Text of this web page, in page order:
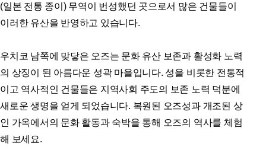
(일본 전통 종이) 무역이 번성했던 곳으로서 많은 건물들이
이러한 유산을 반영하고 있습니다.
우치코 남쪽에 맞닿은 오즈는 문화 유산 보존과 활성화 노력
의 상징이 된 아름다운 성곽 마을입니다. 성을 비롯한 전통적
이고 역사적인 건물들은 지역사회 주도의 보존 노력 덕분에
새로운 생명을 얻게 되었습니다. 복원된 오즈성과 개조된 상
인 가옥에서의 문화 활동과 숙박을 통해 오즈의 역사를 체험
해 보세요.